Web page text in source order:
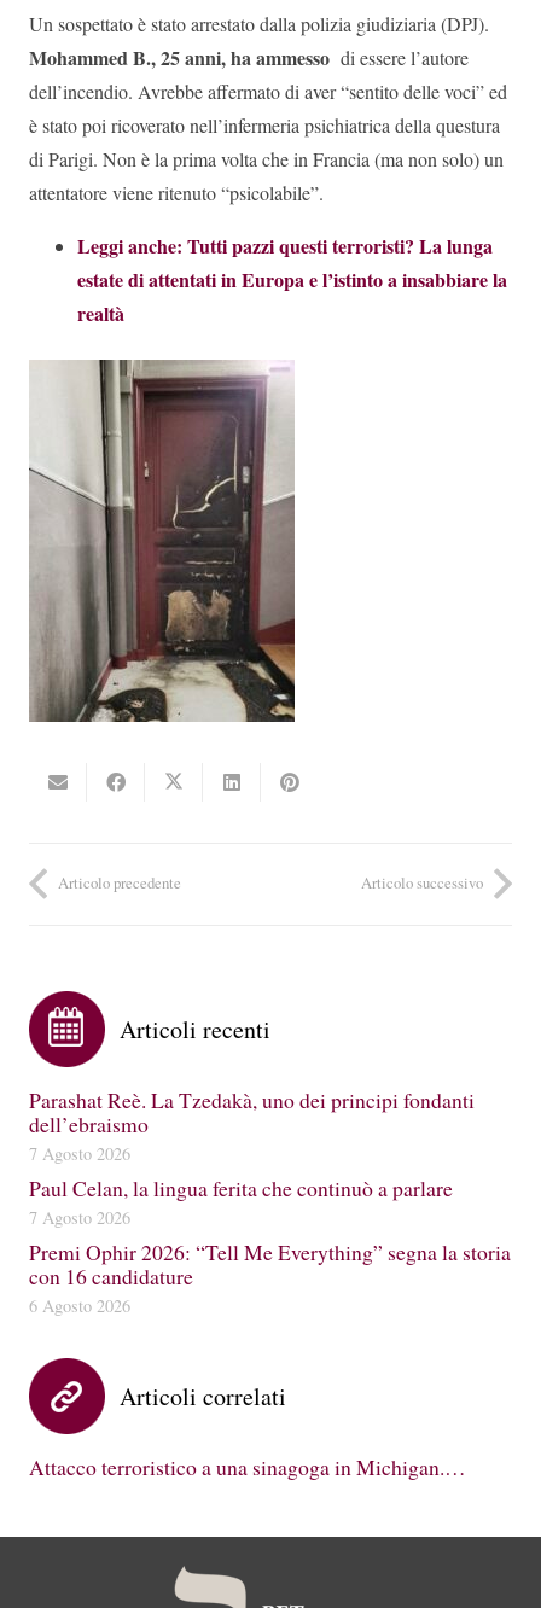
Un sospettato è stato arrestato dalla polizia giudiziaria (DPJ).
Mohammed B., 25 anni, ha ammesso di essere l’autore
dell’incendio. Avrebbe affermato di aver “sentito delle voci” ed
è stato poi ricoverato nell’infermeria psichiatrica della questura
di Parigi. Non è la prima volta che in Francia (ma non solo) un
attentatore viene ritenuto “psicolabile”.
Leggi anche: Tutti pazzi questi terroristi? La lunga
estate di attentati in Europa e l’istinto a insabbiare la
realtà
Articolo precedente Articolo successivo
Articoli recenti
Parashat Reè. La Tzedakà, uno dei principi fondanti
dell’ebraismo
7 Agosto 2026
Paul Celan, la lingua ferita che continuò a parlare
7 Agosto 2026
Premi Ophir 2026: “Tell Me Everything” segna la storia
con 16 candidature
6 Agosto 2026
Articoli correlati
Attacco terroristico a una sinagoga in Michigan.…